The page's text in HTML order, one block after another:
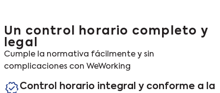
Un control horario completo y
legal
Cumple la normativa fácilmente y sin
complicaciones con WeWorking
Control horario integral y conforme a la